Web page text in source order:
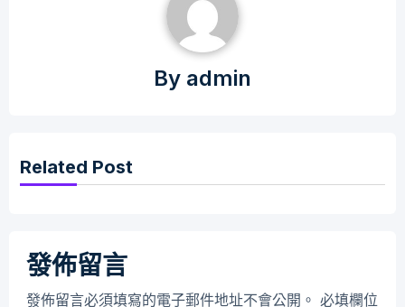
By admin
Related Post
發佈留言
發佈留言必須填寫的電子郵件地址不會公開。 必填欄位